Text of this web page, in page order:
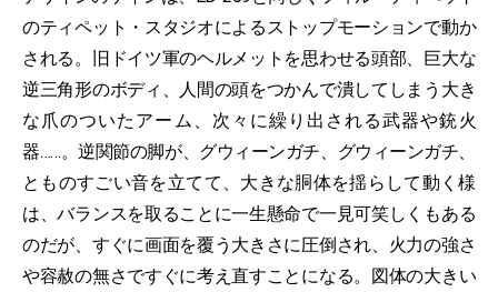
のティペット・スタジオによるストップモーションで動か
される。旧ドイツ軍のヘルメットを思わせる頭部、巨大な
逆三角形のボディ、人間の頭をつかんで潰してしまう大き
な爪のついたアーム、次々に繰り出される武器や銃火
器……。逆関節の脚が、グウィーンガチ、グウィーンガチ、
とものすごい音を立てて、大きな胴体を揺らして動く様
は、バランスを取ることに一生懸命で一見可笑しくもある
のだが、すぐに画面を覆う大きさに圧倒され、火力の強さ
や容赦の無さですぐに考え直すことになる。図体の大きい